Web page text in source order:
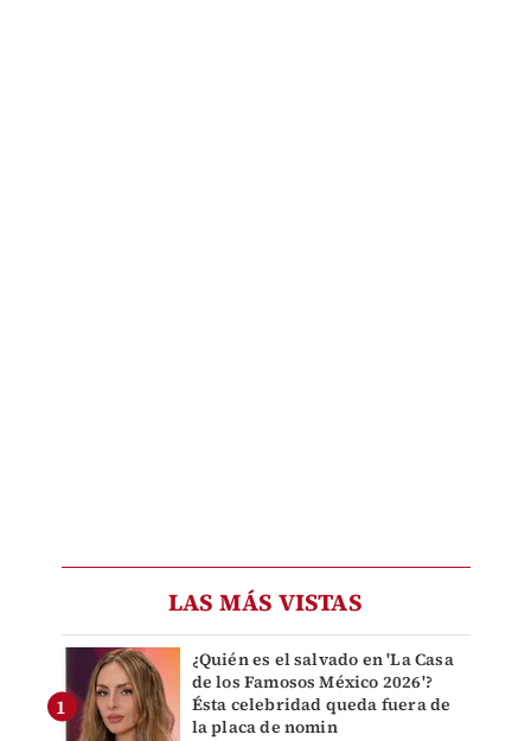
LAS MÁS VISTAS
¿Quién es el salvado en 'La Casa
de los Famosos México 2026'?
Ésta celebridad queda fuera de
la placa de nomin